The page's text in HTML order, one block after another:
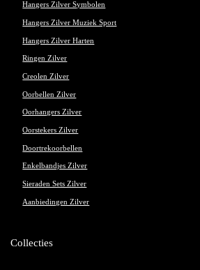
Hangers Zilver Symbolen
Hangers Zilver Muziek Sport
Hangers Zilver Harten
Ringen Zilver
Creolen Zilver
Oorbellen Zilver
Oorhangers Zilver
Oorstekers Zilver
Doortrekoorbellen
Enkelbandjes Zilver
Sieraden Sets Zilver
Aanbiedingen Zilver
Collecties